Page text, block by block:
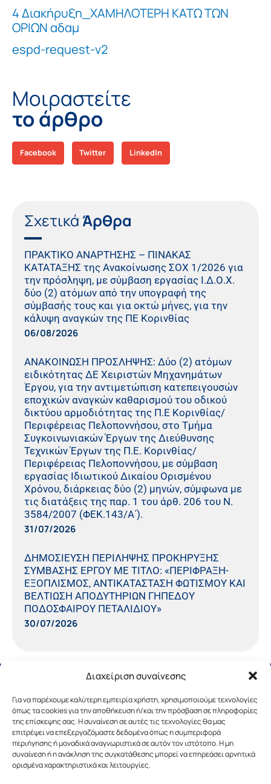
Διαχείριση συναίνεσης
Για να παρέχουμε καλύτερη εμπειρία χρήστη, χρησιμοποιούμε τεχνολογίες
όπως τα cookies για την αποθήκευση ή/και την πρόσβαση σε πληροφορίες
της επίσκεψης σας. Η συναίνεση σε αυτές τις τεχνολογίες θα μας
επιτρέψει να επεξεργαζόμαστε δεδομένα όπως η συμπεριφορά
περιήγησης ή μοναδικά αναγνωριστικά σε αυτόν τον ιστότοπο. Η μη
συναίνεση ή η ανάκληση της συγκατάθεσης μπορεί να επηρεάσει αρνητικά
ορισμένα χαρακτηριστικά και λειτουργίες.
4 Διακήρυξη_ΧΑΜΗΛΟΤΕΡΗ ΚΑΤΩ ΤΩΝ
ΟΡΙΩΝ αδαμ
espd-request-v2
Μοιραστείτε
το άρθρο
Facebook Twitter LinkedIn
Σχετικά Άρθρα
ΠΡΑΚΤΙΚO ΑΝΑΡΤΗΣΗΣ – ΠΙΝΑΚΑΣ
ΚΑΤΑΤΑΞΗΣ της Ανακοίνωσης ΣΟΧ 1/2026 για
την πρόσληψη, με σύμβαση εργασίας Ι.Δ.Ο.Χ.
δύο (2) ατόμων από την υπογραφή της
σύμβασής τους και για οκτώ μήνες, για την
κάλυψη αναγκών της ΠΕ Κορινθίας
06/08/2026
ΑΝΑΚΟΙΝΩΣΗ ΠΡΟΣΛΗΨΗΣ: Δύο (2) ατόμων
ειδικότητας ΔΕ Χειριστών Μηχανημάτων
Έργου, για την αντιμετώπιση κατεπειγουσών
εποχικών αναγκών καθαρισμού του οδικού
δικτύου αρμοδιότητας της Π.Ε Κορινθίας/
Περιφέρειας Πελοποννήσου, στο Τμήμα
Συγκοινωνιακών Έργων της Διεύθυνσης
Τεχνικών Έργων της Π.Ε. Κορινθίας/
Περιφέρειας Πελοποννήσου, με σύμβαση
εργασίας Ιδιωτικού Δικαίου Ορισμένου
Χρόνου, διάρκειας δύο (2) μηνών, σύμφωνα με
τις διατάξεις της παρ. 1 του άρθ. 206 του Ν.
3584/2007 (ΦΕΚ.143/Α΄).
31/07/2026
ΔΗΜΟΣΙΕΥΣΗ ΠΕΡΙΛΗΨΗΣ ΠΡΟΚΗΡΥΞΗΣ
ΣΥΜΒΑΣΗΣ ΕΡΓΟΥ ΜΕ ΤΙΤΛΟ: «ΠΕΡΙΦΡΑΞΗ-
ΕΞΟΠΛΙΣΜΟΣ, ΑΝΤΙΚΑΤΑΣΤΑΣΗ ΦΩΤΙΣΜΟΥ ΚΑΙ
ΒΕΛΤΙΩΣΗ ΑΠΟΔΥΤΗΡΙΩΝ ΓΗΠΕΔΟΥ
ΠΟΔΟΣΦΑΙΡΟΥ ΠΕΤΑΛΙΔΙΟΥ»
30/07/2026